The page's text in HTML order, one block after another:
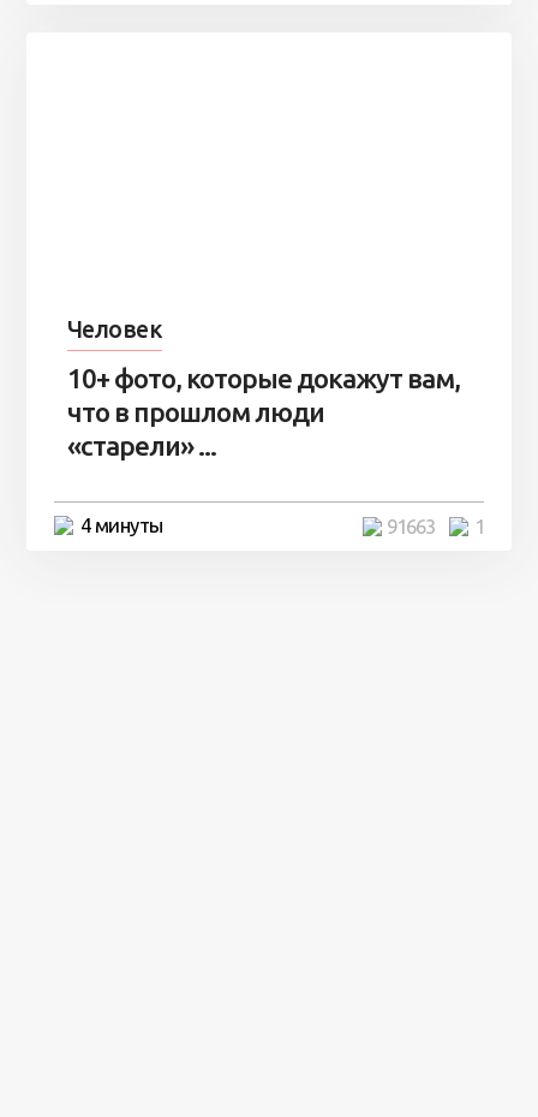
Человек
10+ фото, которые докажут вам,
что в прошлом люди
«старели» ...
4 минуты 1
91663